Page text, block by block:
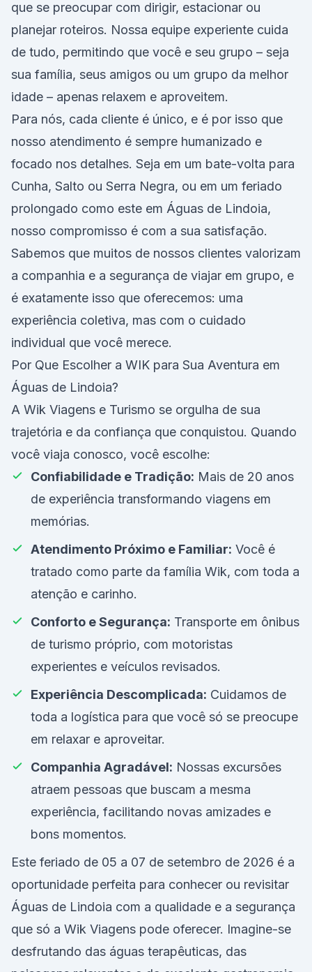
que se preocupar com dirigir, estacionar ou
planejar roteiros. Nossa equipe experiente cuida
de tudo, permitindo que você e seu grupo – seja
sua família, seus amigos ou um grupo da melhor
idade – apenas relaxem e aproveitem.
Para nós, cada cliente é único, e é por isso que
nosso atendimento é sempre humanizado e
focado nos detalhes. Seja em um bate-volta para
Cunha, Salto ou Serra Negra, ou em um feriado
prolongado como este em Águas de Lindoia,
nosso compromisso é com a sua satisfação.
Sabemos que muitos de nossos clientes valorizam
a companhia e a segurança de viajar em grupo, e
é exatamente isso que oferecemos: uma
experiência coletiva, mas com o cuidado
individual que você merece.
Por Que Escolher a WIK para Sua Aventura em
Águas de Lindoia?
A Wik Viagens e Turismo se orgulha de sua
trajetória e da confiança que conquistou. Quando
você viaja conosco, você escolhe:
Confiabilidade e Tradição: Mais de 20 anos
de experiência transformando viagens em
memórias.
Atendimento Próximo e Familiar: Você é
tratado como parte da família Wik, com toda a
atenção e carinho.
Conforto e Segurança: Transporte em ônibus
de turismo próprio, com motoristas
experientes e veículos revisados.
Experiência Descomplicada: Cuidamos de
toda a logística para que você só se preocupe
em relaxar e aproveitar.
Companhia Agradável: Nossas excursões
atraem pessoas que buscam a mesma
experiência, facilitando novas amizades e
bons momentos.
Este feriado de 05 a 07 de setembro de 2026 é a
oportunidade perfeita para conhecer ou revisitar
Águas de Lindoia com a qualidade e a segurança
que só a Wik Viagens pode oferecer. Imagine-se
desfrutando das águas terapêuticas, das